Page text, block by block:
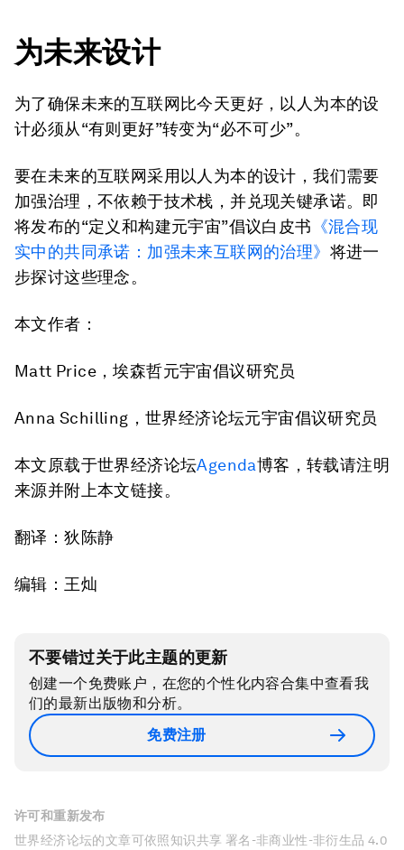
为未来设计
为了确保未来的互联网比今天更好，以人为本的设
计必须从“有则更好”转变为“必不可少”。
要在未来的互联网采用以人为本的设计，我们需要
加强治理，不依赖于技术栈，并兑现关键承诺。即
将发布的“定义和构建元宇宙”倡议白皮书 《混合现
实中的共同承诺：加强未来互联网的治理》 将进一
步探讨这些理念。
本文作者：
Matt Price，埃森哲元宇宙倡议研究员
Anna Schilling，世界经济论坛元宇宙倡议研究员
本文原载于世界经济论坛Agenda博客，转载请注明
来源并附上本文链接。
翻译：狄陈静
编辑：王灿
不要错过关于此主题的更新
创建一个免费账户，在您的个性化内容合集中查看我
们的最新出版物和分析。
免费注册
许可和重新发布
世界经济论坛的文章可依照知识共享 署名-非商业性-非衍生品 4.0